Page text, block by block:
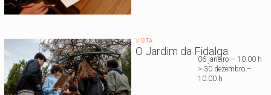
VISITA
O Jardim da Fidalga
06 janeiro – 10.00 h
> 30 dezembro –
10.00 h